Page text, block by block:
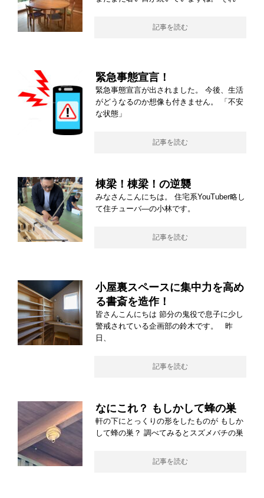
記事を読む
緊急事態宣言！
緊急事態宣言が出されました。 今後、生活
がどうなるのか想像も付きません。 「不安
な状態」
記事を読む
棟梁！棟梁！の逆襲
みなさんこんにちは。 住宅系YouTuber略し
て住チューバ―の小林です。
記事を読む
小屋裏スペースに集中力を高め
る書斎を造作！
皆さんこんにちは 節分の鬼役で息子に少し
警戒されている企画部の鈴木です。 昨
日、
記事を読む
なにこれ？ もしかして蜂の巣
軒の下にとっくりの形をしたものが もしか
して蜂の巣？ 調べてみるとスズメバチの巣
記事を読む